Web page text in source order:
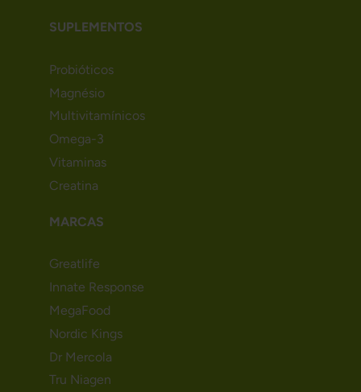
SUPLEMENTOS
Probióticos
Magnésio
Multivitamínicos
Omega-3
Vitaminas
Creatina
MARCAS
Greatlife
Innate Response
MegaFood
Nordic Kings
Dr Mercola
Tru Niagen